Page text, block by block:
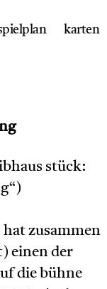
karten
stück:
zusammen
einen der
die bühne